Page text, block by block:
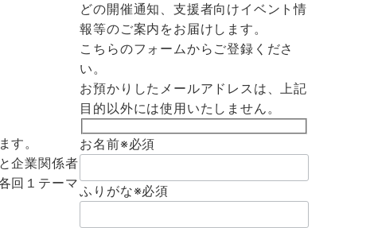
す。
企業関係者
回１テーマ
どの開催通知、支援者向けイベント情
報等のご案内をお届けします。
こちらのフォームからご登録くださ
い。
お預かりしたメールアドレスは、上記
目的以外には使用いたしません。
お名前※必須
ふりがな※必須